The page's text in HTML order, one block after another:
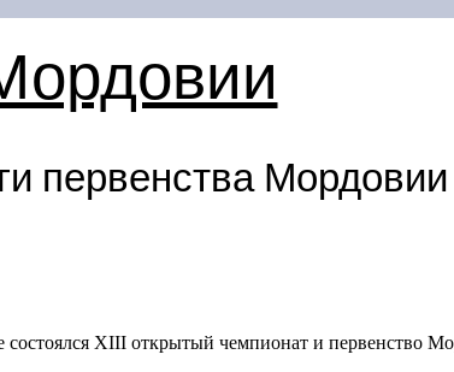
первенства
XIII открытый чемпионат и первенство